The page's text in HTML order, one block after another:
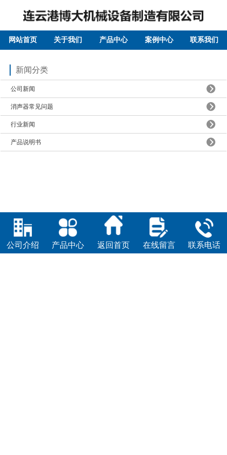
网站首页 关于我们 产品中心 案例中心 联系我们
新闻分类
公司新闻
消声器常见问题
行业新闻
产品说明书
公司介绍 产品中心 返回首页 在线留言 联系电话